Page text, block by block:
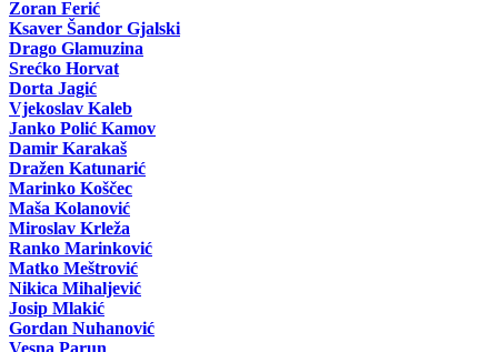
Zoran Ferić
Ksaver Šandor Gjalski
Drago Glamuzina
Srećko Horvat
Dorta Jagić
Vjekoslav Kaleb
Janko Polić Kamov
Damir Karakaš
Dražen Katunarić
Marinko Koščec
Maša Kolanović
Miroslav Krleža
Ranko Marinković
Matko Meštrović
Nikica Mihaljević
Josip Mlakić
Gordan Nuhanović
Vesna Parun